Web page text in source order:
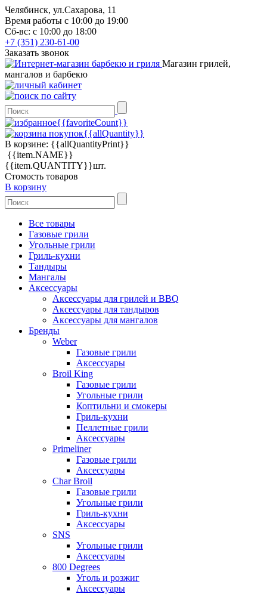
Челябинск, ул.Сахарова, 11
Время работы с 10:00 до 19:00
Сб-вс: с 10:00 до 18:00
+7 (351) 230-61-00
Заказать звонок
Магазин грилей,
мангалов и барбекю
{{favoriteCount}}
{{allQuantity}}
В корзине: {{allQuantityPrint}}
{{item.NAME}}
{{item.QUANTITY}}шт.
Стомость товаров
В корзину
Все товары
Газовые грили
Угольные грили
Гриль-кухни
Тандыры
Мангалы
Аксессуары
Аксессуары для грилей и BBQ
Аксессуары для тандыров
Аксессуары для мангалов
Бренды
Weber
Газовые грили
Аксессуары
Broil King
Газовые грили
Угольные грили
Коптильни и смокеры
Гриль-кухни
Пеллетные грили
Аксессуары
Primeliner
Газовые грили
Аксессуары
Char Broil
Газовые грили
Угольные грили
Гриль-кухни
Аксессуары
SNS
Угольные грили
Аксессуары
800 Degrees
Уголь и розжиг
Аксессуары